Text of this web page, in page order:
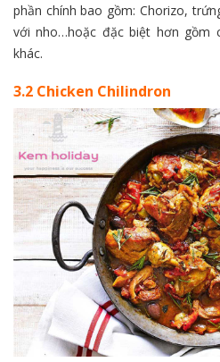
phần chính bao gồm: Chorizo,
với nho…hoặc đặc biệt hơn gồm
khác.
3.2 Chicken Chilindron